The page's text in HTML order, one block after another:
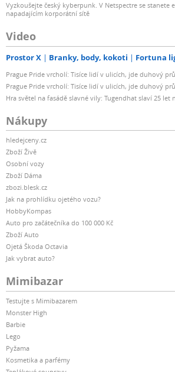
Vyzkoušejte český kyberpunk. V Netspectre se stanete
napadajícím korporátní sítě
Video
Prostor X Branky, body, kokoti Fortuna
Prague Pride vrcholí: Tisíce lidí v ulicích, jde duhový
Prague Pride vrcholí: Tisíce lidí v ulicích, jde duhový
Hra světel na fasádě slavné vily: Tugendhat slaví 25 let
Nákupy
hledejceny.cz
Zboží Živě
Osobní vozy
Zboží Dáma
zbozi.blesk.cz
Jak na prohlídku ojetého vozu?
HobbyKompas
Auto pro začátečníka do 100 000 Kč
Zboží Auto
Ojetá Škoda Octavia
Jak vybrat auto?
Mimibazar
Testujte s Mimibazarem
Monster High
Barbie
Lego
Pyžama
Kosmetika a parfémy